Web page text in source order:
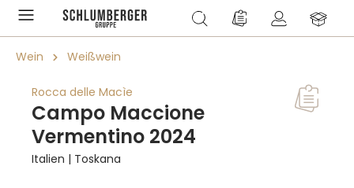
springen Du hast 0 Produkte
Wein Weißwein
Rocca delle Macìe
Campo Maccione
Vermentino 2024
Italien | Toskana